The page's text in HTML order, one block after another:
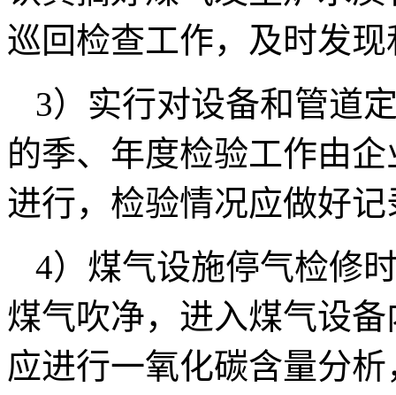
巡回检查工作，及时发
3）实行对设备和管道
的季、年度检验工作由
进行，检验情况应做好记
4）煤气设施停气检修
煤气吹净，进入煤气设
应进行一氧化碳含量分